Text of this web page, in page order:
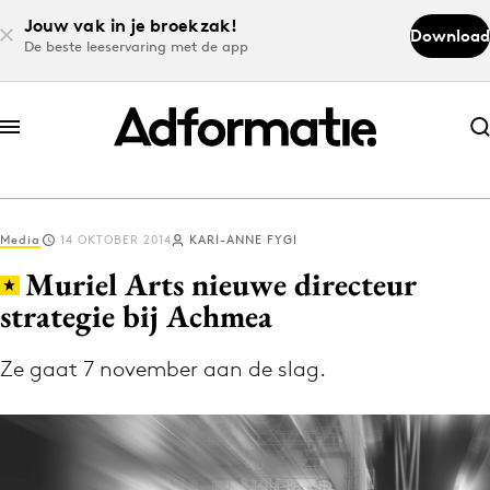
Jouw vak in je broekzak!
De beste leeservaring met de app
Download
Abonneer nu
Abonneer nu
Log in
Volg het laatste nieuws via de Adformatie
Media 14 OKTOBER 2014 KARI-ANNE FYGI
Muriel Arts nieuwe directeur
strategie bij Achmea
Ze gaat 7 november aan de slag.